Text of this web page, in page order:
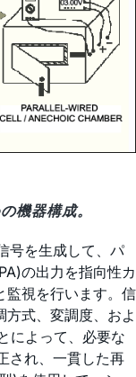
機器構成。
号を生成して、パ
の出力を指向性カ
監視を行います。信
式、変調度、およ
によって、必要な
され、一貫した再